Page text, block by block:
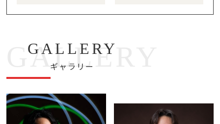
GALLERY
ギャラリー
GALLERY